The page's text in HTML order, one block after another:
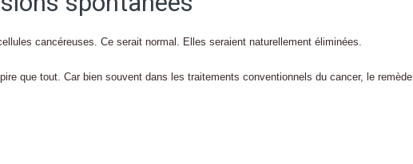
cancéreuses. Ce serait normal. Elles seraient naturellement éliminées.
que tout. Car bien souvent dans les traitements conventionnels du cancer, le remède